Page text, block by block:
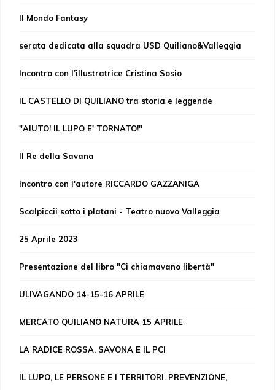
Il Mondo Fantasy
serata dedicata alla squadra USD Quiliano&Valleggia
Incontro con l’illustratrice Cristina Sosio
IL CASTELLO DI QUILIANO tra storia e leggende
"AIUTO! IL LUPO E' TORNATO!"
Il Re della Savana
Incontro con l'autore RICCARDO GAZZANIGA
Scalpiccii sotto i platani - Teatro nuovo Valleggia
25 Aprile 2023
Presentazione del libro "Ci chiamavano libertà"
ULIVAGANDO 14-15-16 APRILE
MERCATO QUILIANO NATURA 15 APRILE
LA RADICE ROSSA. SAVONA E IL PCI
IL LUPO, LE PERSONE E I TERRITORI. PREVENZIONE,